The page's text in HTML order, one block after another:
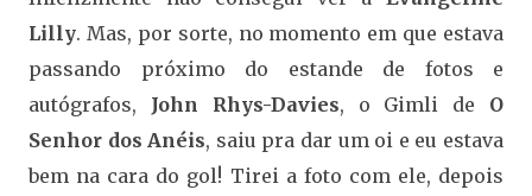
Lilly. Mas, por sorte, no momento em que estava
passando próximo do estande de fotos e
autógrafos, John Rhys-Davies, o Gimli de O
Senhor dos Anéis, saiu pra dar um oi e eu estava
bem na cara do gol! Tirei a foto com ele, depois